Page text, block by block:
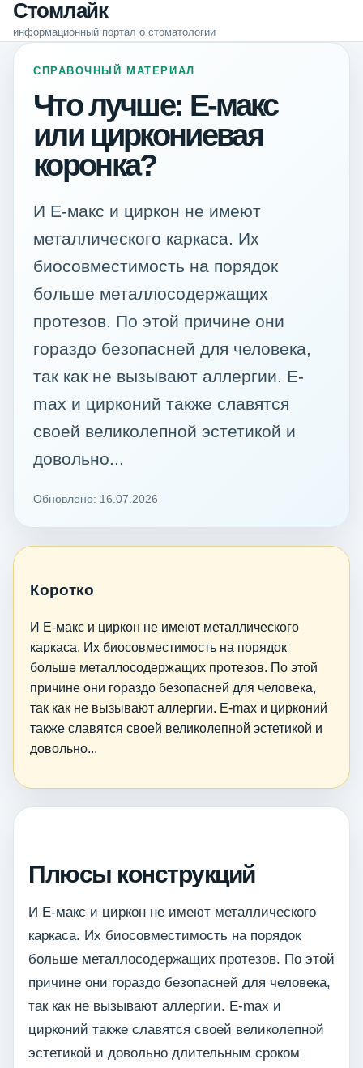
Стомлайк
информационный портал о стоматологии
СПРАВОЧНЫЙ МАТЕРИАЛ
Что лучше: Е-макс
или циркониевая
коронка?
И Е-макс и циркон не имеют
металлического каркаса. Их
биосовместимость на порядок
больше металлосодержащих
протезов. По этой причине они
гораздо безопасней для человека,
так как не вызывают аллергии. E-
max и цирконий также славятся
своей великолепной эстетикой и
довольно...
Обновлено: 16.07.2026
Коротко
И Е-макс и циркон не имеют металлического
каркаса. Их биосовместимость на порядок
больше металлосодержащих протезов. По этой
причине они гораздо безопасней для человека,
так как не вызывают аллергии. E-max и цирконий
также славятся своей великолепной эстетикой и
довольно...
Плюсы конструкций
И Е-макс и циркон не имеют металлического
каркаса. Их биосовместимость на порядок
больше металлосодержащих протезов. По этой
причине они гораздо безопасней для человека,
так как не вызывают аллергии. E-max и
цирконий также славятся своей великолепной
эстетикой и довольно длительным сроком